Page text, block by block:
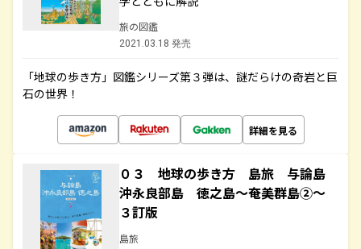
旅の図鑑
2021.03.18 発売
「地球の歩き方」図鑑シリーズ第３弾は、謎だらけの奇岩と巨
石の世界！
詳細を見る
０３ 地球の歩き方 島旅 与論島
沖永良部島 徳之島～奄美群島②～
３訂版
島旅